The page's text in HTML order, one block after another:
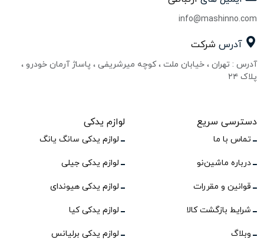
info@mashinno.com
آدرس شرکت
آدرس : تهران ، خیابان ملت ، کوچه میرشریفی ، پاساژ آرمان خودرو ،
پلاک ۲۴
دسترسی سریع
تماس با ما
درباره ماشین‌نو
قوانین و مقررات
شرایط بازگشت کالا
وبلاگ
لوازم یدکی
لوازم یدکی سانگ یانگ
لوازم یدکی جیلی
لوازم یدکی هیوندای
لوازم یدکی کیا
لوازم یدکی برلیانس